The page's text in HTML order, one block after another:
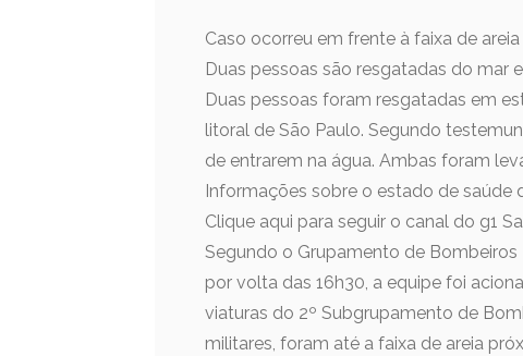
Caso ocorreu em frente à faixa de
Duas pessoas são resgatadas do mar
Duas pessoas foram resgatadas em
litoral de São Paulo. Segundo
de entrarem na água. Ambas foram
Informações sobre o estado de saúde
Clique aqui para seguir o canal do g1
Segundo o Grupamento de Bombeiros
por volta das 16h30, a equipe foi
viaturas do 2º Subgrupamento de
militares, foram até a faixa de areia